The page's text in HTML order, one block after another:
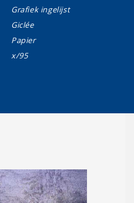
Grafiek ingelijst
Giclée
Papier
x/95